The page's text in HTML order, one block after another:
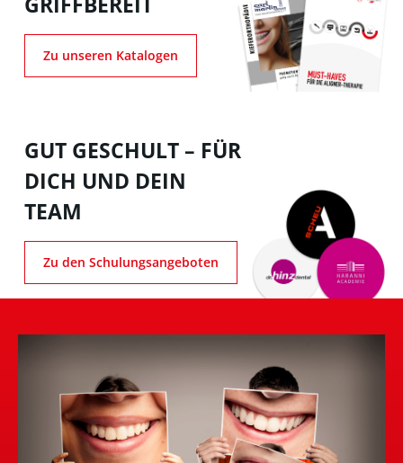
Zu unseren Katalogen
GUT GESCHULT – FÜR
DICH UND DEIN
TEAM
Zu den Schulungsangeboten